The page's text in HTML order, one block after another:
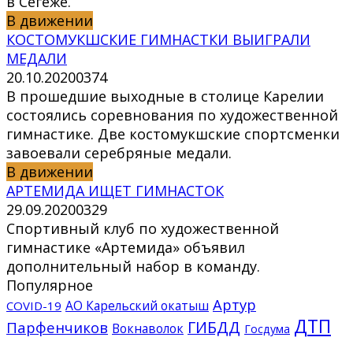
В движении
КОСТОМУКШСКИЕ ГИМНАСТКИ ВЫИГРАЛИ
МЕДАЛИ
20.10.20200374
В прошедшие выходные в столице Карелии
состоялись соревнования по художественной
гимнастике. Две костомукшские спортсменки
завоевали серебряные медали.
В движении
АРТЕМИДА ИЩЕТ ГИМНАСТОК
29.09.20200329
Спортивный клуб по художественной
гимнастике «Артемида» объявил
дополнительный набор в команду.
Популярное
COVID-19 АО Карельский окатыш Артур
Парфенчиков Вокнаволок ГИБДД Госдума ДТП